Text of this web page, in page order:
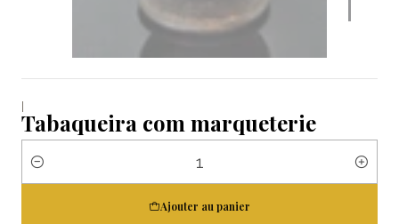
|
Tabaqueira com marqueterie
Quantité
Ajouter au panier